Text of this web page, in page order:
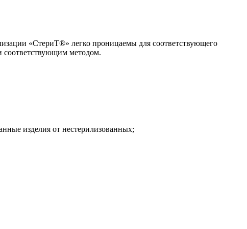
«СтериТ®» легко проницаемы для соответствующего
соответствующим методом.
изделия от нестерилизованных;